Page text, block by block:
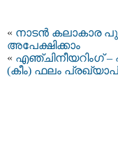
« നാടൻ കലാകാര
അപേക്ഷിക്കാം
« എഞ്ചിനീയറിംഗ്
(കീം) ഫലം